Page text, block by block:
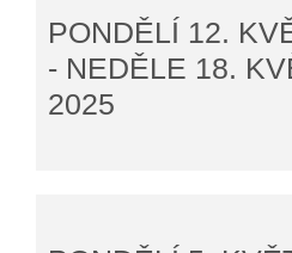
PONDĚLÍ 12.
- NEDĚLE 18.
2025